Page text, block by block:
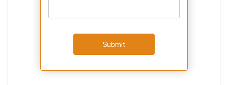
Submit